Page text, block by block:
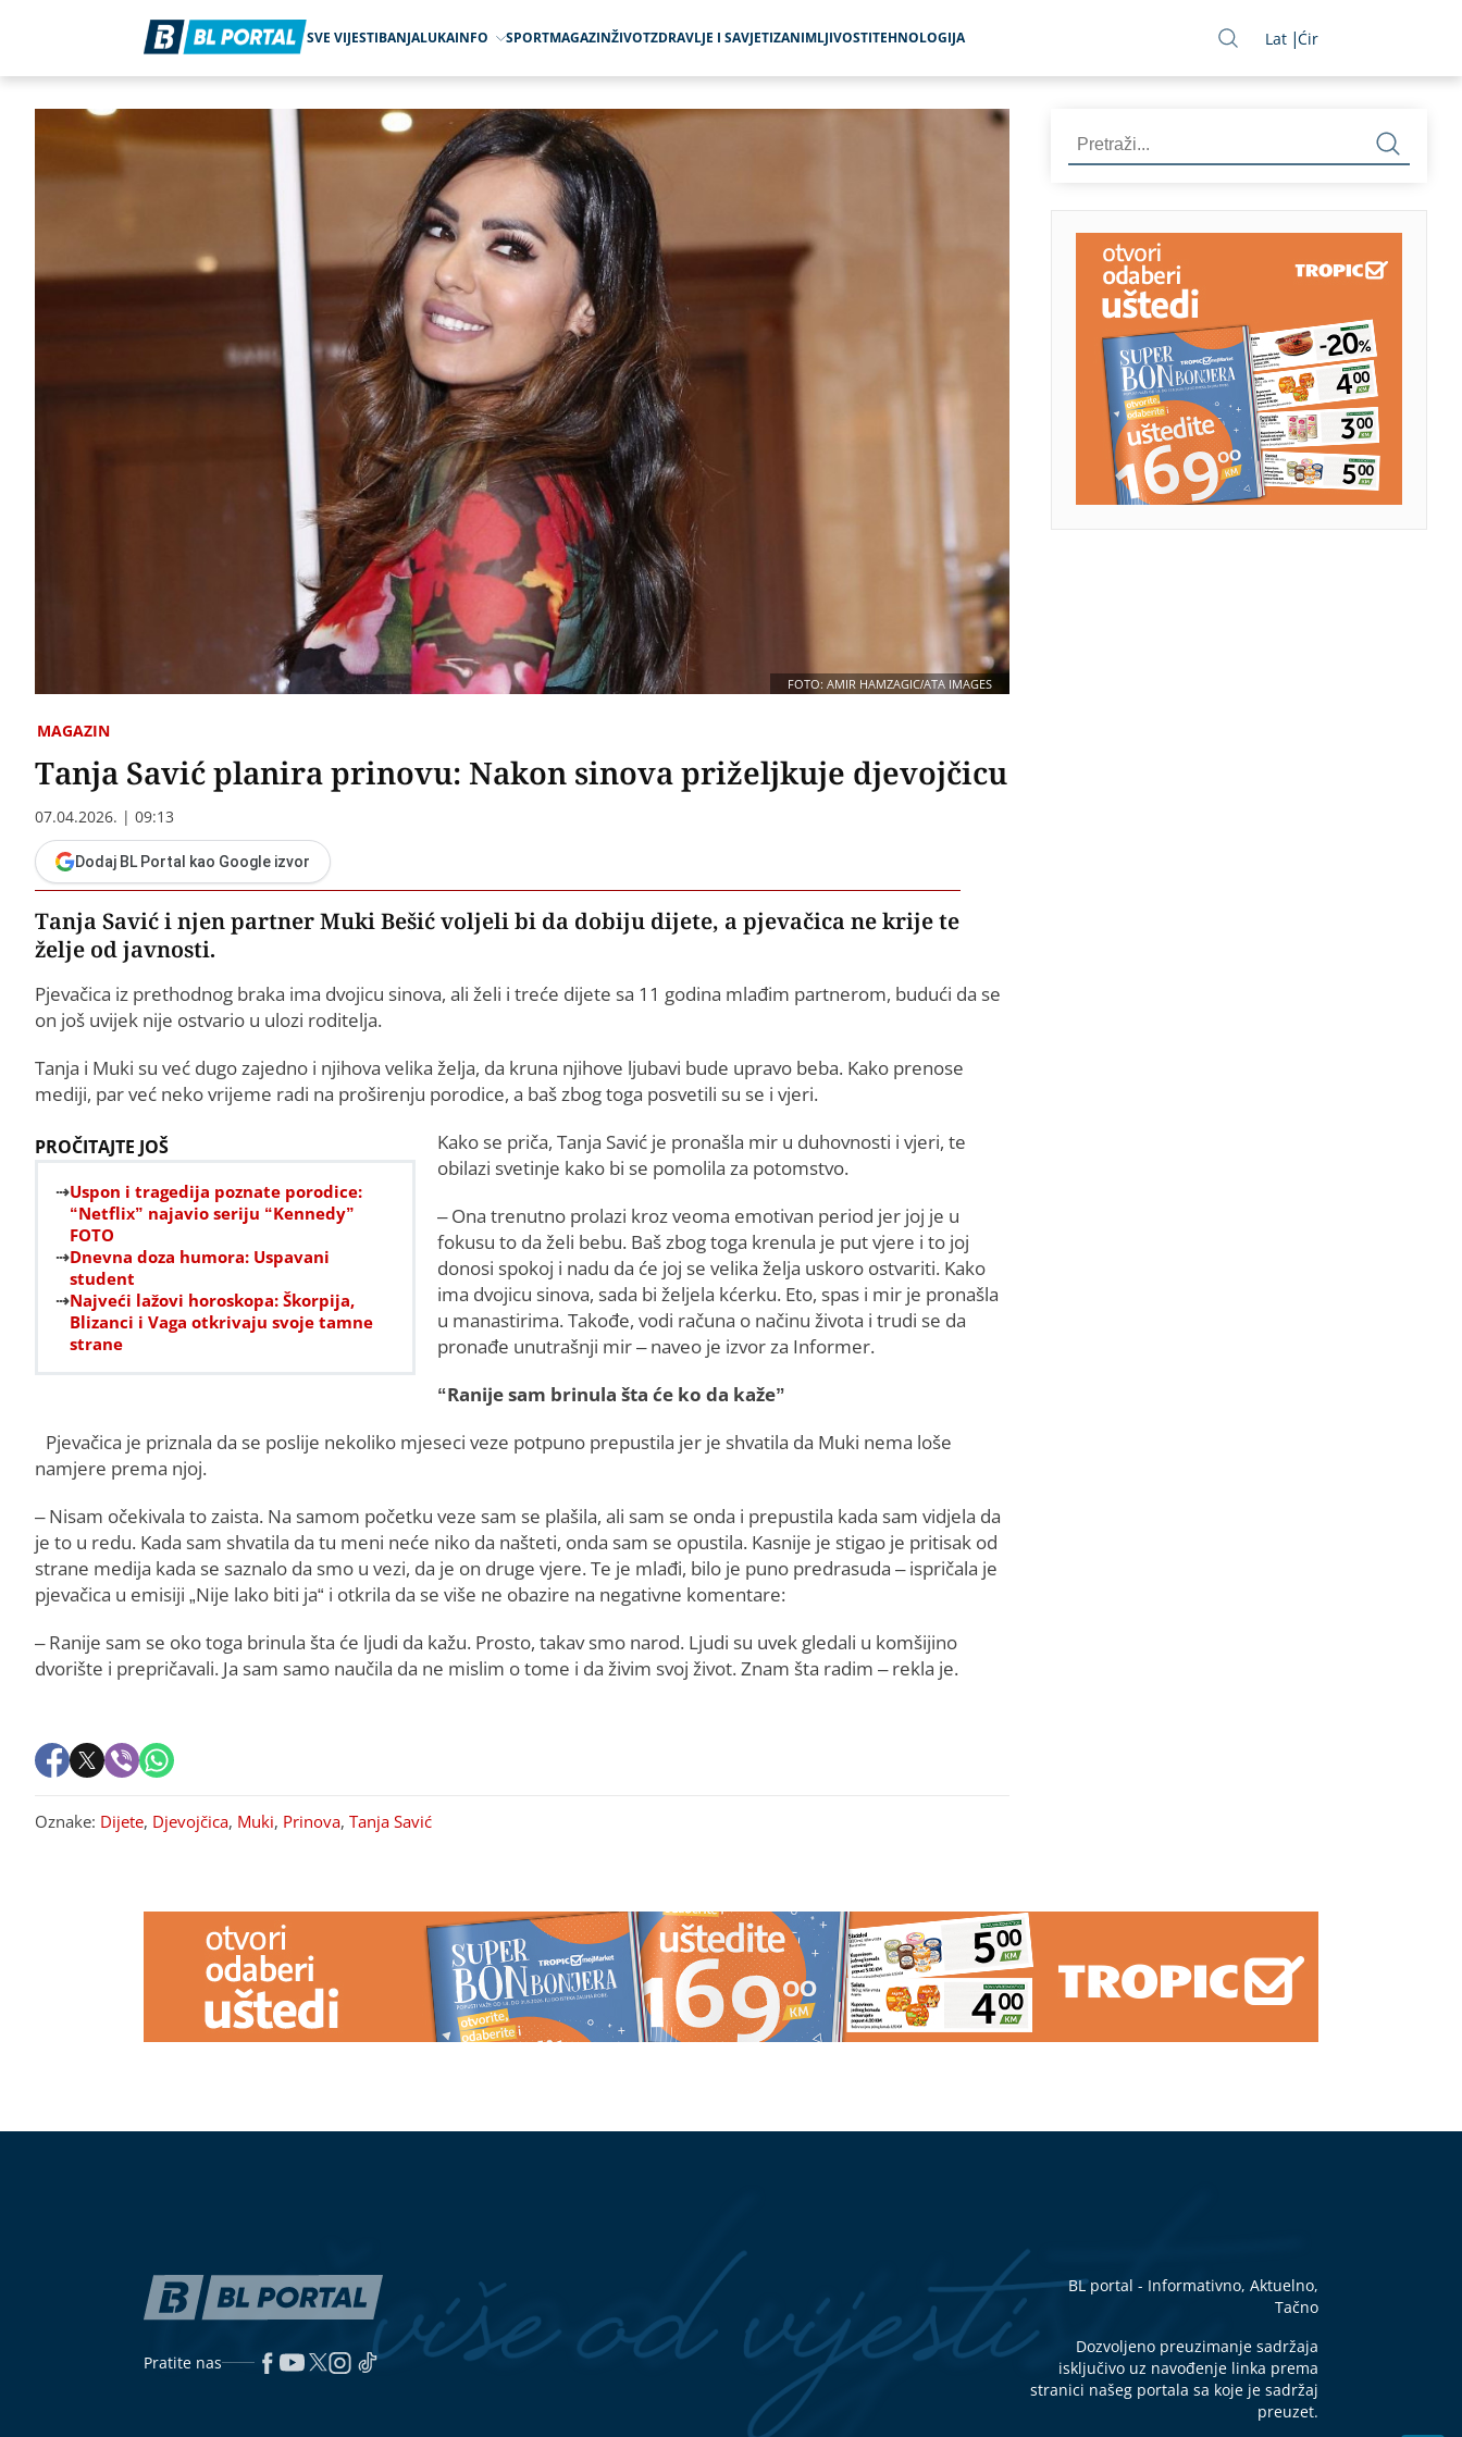
SVE VIJESTIBANJALUKAINFO SPORTMAGAZINŽIVOTZDRAVLJE I SAVJETIZANIMLJIVOSTITEHNOLOGIJA Lat Ćir
FOTO: AMIR HAMZAGIC/ATA IMAGES
MAGAZIN
Tanja Savić planira prinovu: Nakon sinova priželjkuje djevojčicu
07.04.2026. | 09:13
Dodaj BL Portal kao Google izvor
Tanja Savić i njen partner Muki Bešić voljeli bi da dobiju dijete, a pjevačica ne krije te
želje od javnosti.
Pjevačica iz prethodnog braka ima dvojicu sinova, ali želi i treće dijete sa 11 godina mlađim partnerom, budući da se
on još uvijek nije ostvario u ulozi roditelja.
Tanja i Muki su već dugo zajedno i njihova velika želja, da kruna njihove ljubavi bude upravo beba. Kako prenose
mediji, par već neko vrijeme radi na proširenju porodice, a baš zbog toga posvetili su se i vjeri.
PROČITAJTE JOŠ
Uspon i tragedija poznate porodice:
“Netflix” najavio seriju “Kennedy”
FOTO
Dnevna doza humora: Uspavani
student
Najveći lažovi horoskopa: Škorpija,
Blizanci i Vaga otkrivaju svoje tamne
strane
Kako se priča, Tanja Savić je pronašla mir u duhovnosti i vjeri, te
obilazi svetinje kako bi se pomolila za potomstvo.
– Ona trenutno prolazi kroz veoma emotivan period jer joj je u
fokusu to da želi bebu. Baš zbog toga krenula je put vjere i to joj
donosi spokoj i nadu da će joj se velika želja uskoro ostvariti. Kako
ima dvojicu sinova, sada bi željela kćerku. Eto, spas i mir je pronašla
u manastirima. Takođe, vodi računa o načinu života i trudi se da
pronađe unutrašnji mir – naveo je izvor za Informer.
“Ranije sam brinula šta će ko da kaže”
Pjevačica je priznala da se poslije nekoliko mjeseci veze potpuno prepustila jer je shvatila da Muki nema loše
namjere prema njoj.
– Nisam očekivala to zaista. Na samom početku veze sam se plašila, ali sam se onda i prepustila kada sam vidjela da
je to u redu. Kada sam shvatila da tu meni neće niko da našteti, onda sam se opustila. Kasnije je stigao je pritisak od
strane medija kada se saznalo da smo u vezi, da je on druge vjere. Te je mlađi, bilo je puno predrasuda – ispričala je
pjevačica u emisiji „Nije lako biti ja“ i otkrila da se više ne obazire na negativne komentare:
– Ranije sam se oko toga brinula šta će ljudi da kažu. Prosto, takav smo narod. Ljudi su uvek gledali u komšijino
dvorište i prepričavali. Ja sam samo naučila da ne mislim o tome i da živim svoj život. Znam šta radim – rekla je.
Oznake: Dijete, Djevojčica, Muki, Prinova, Tanja Savić
povukla tužbu za alimentaciju
napisati roman
PRONAĐENO U KOFERU kremirana
Nove Netflix premijere: Pet
filmova koje vrijedi pogledati ovog
Ljekari razbili najveći mit o toalet
papiru: Evo zašto 4 sloja nisu
Banjalučanka prijavila krađu
"bmw": Lopov uhvaćen nakon
saobraćajne nesreće